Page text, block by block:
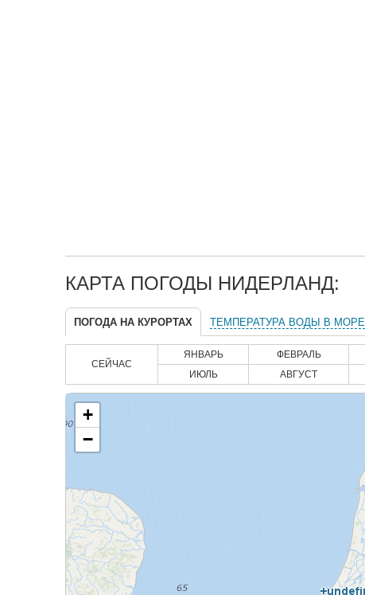
КАРТА ПОГОДЫ НИДЕРЛАНД:
ПОГОДА НА КУРОРТАХ ТЕМПЕРАТУРА ВОДЫ В МОРЕ
СЕЙЧАС
ЯНВАРЬ ФЕВРАЛЬ
ИЮЛЬ
АВГУСТ